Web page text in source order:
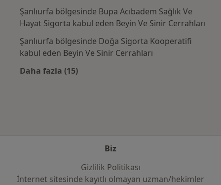
Şanlıurfa bölgesinde Bupa Acıbadem Sağlık Ve
Hayat Sigorta kabul eden Beyin Ve Sinir Cerrahları
Şanlıurfa bölgesinde Doğa Sigorta Kooperatifi
kabul eden Beyin Ve Sinir Cerrahları
Daha fazla (15)
Biz
Gizlilik Politikası
İnternet sitesinde kayıtlı olmayan uzman/hekimler